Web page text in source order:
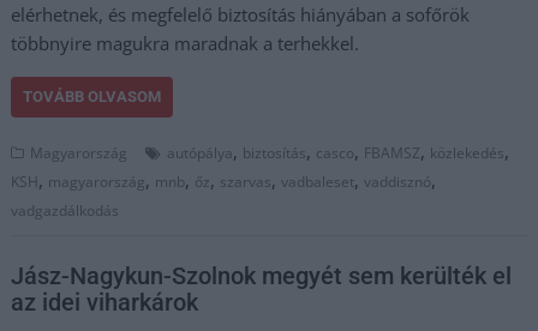
elérhetnek, és megfelelő biztosítás hiányában a sofőrök
többnyire magukra maradnak a terhekkel.
TOVÁBB OLVASOM
Magyarország autópálya, biztosítás, casco, FBAMSZ, közlekedés,
KSH, magyarország, mnb, őz, szarvas,vadbaleset,vaddisznó,
vadgazdálkodás
Jász-Nagykun-Szolnok megyét sem kerülték el
az idei viharkárok